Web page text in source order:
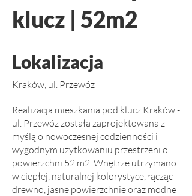
klucz | 52m2
Lokalizacja
Kraków, ul. Przewóz
Realizacja mieszkania pod klucz Kraków -
ul. Przewóz została zaprojektowana z
myślą o nowoczesnej codzienności i
wygodnym użytkowaniu przestrzeni o
powierzchni 52 m2. Wnętrze utrzymano
w ciepłej, naturalnej kolorystyce, łącząc
drewno, jasne powierzchnie oraz modne